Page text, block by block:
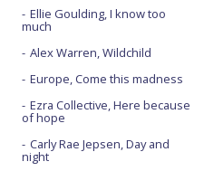
Ellie Goulding, I know too
much
Alex Warren, Wildchild
Europe, Come this madness
Ezra Collective, Here because
of hope
Carly Rae Jepsen, Day and
night